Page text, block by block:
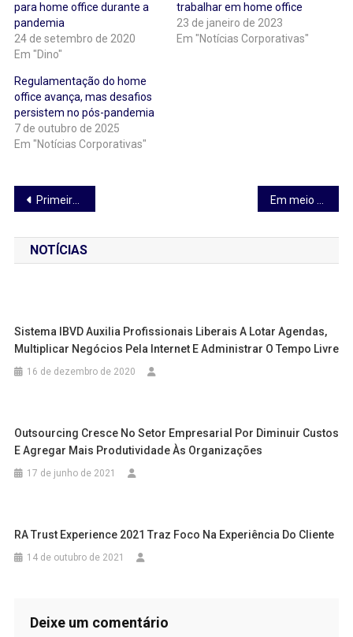
para home office durante a
pandemia
24 de setembro de 2020
Em "Dino"
trabalhar em home office
23 de janeiro de 2023
Em "Notícias Corporativas"
Regulamentação do home
office avança, mas desafios
persistem no pós-pandemia
7 de outubro de 2025
Em "Notícias Corporativas"
Navegação
de
Post
Primeiro Encontro Internacional de Beleza Virtual apresenta a integração entre educação, empreendedorismo e visagismo Em meio à pandemia, operadora de saúde figura entre as 10 marcas mais valiosas do Brasil
NOTÍCIAS
Sistema IBVD Auxilia Profissionais Liberais A Lotar Agendas,
Multiplicar Negócios Pela Internet E Administrar O Tempo Livre
16 de dezembro de 2020
Outsourcing Cresce No Setor Empresarial Por Diminuir Custos
E Agregar Mais Produtividade Às Organizações
17 de junho de 2021
RA Trust Experience 2021 Traz Foco Na Experiência Do Cliente
14 de outubro de 2021
Deixe um comentário